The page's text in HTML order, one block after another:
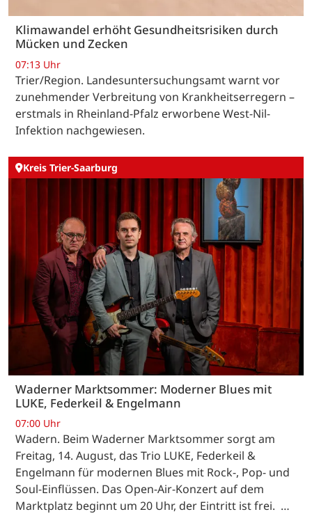
Klimawandel erhöht Gesundheitsrisiken durch
Mücken und Zecken
07:13 Uhr
Trier/Region. Landesuntersuchungsamt warnt vor
zunehmender Verbreitung von Krankheitserregern –
erstmals in Rheinland-Pfalz erworbene West-Nil-
Infektion nachgewiesen.
Kreis Trier-Saarburg
Waderner Marktsommer: Moderner Blues mit
LUKE, Federkeil & Engelmann
07:00 Uhr
Wadern. Beim Waderner Marktsommer sorgt am
Freitag, 14. August, das Trio LUKE, Federkeil &
Engelmann für modernen Blues mit Rock-, Pop- und
Soul-Einflüssen. Das Open-Air-Konzert auf dem
Marktplatz beginnt um 20 Uhr, der Eintritt ist frei. …